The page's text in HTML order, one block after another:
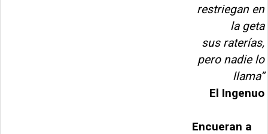
restriegan en
la geta
sus raterías,
pero nadie lo
llama”
El Ingenuo
Encueran a